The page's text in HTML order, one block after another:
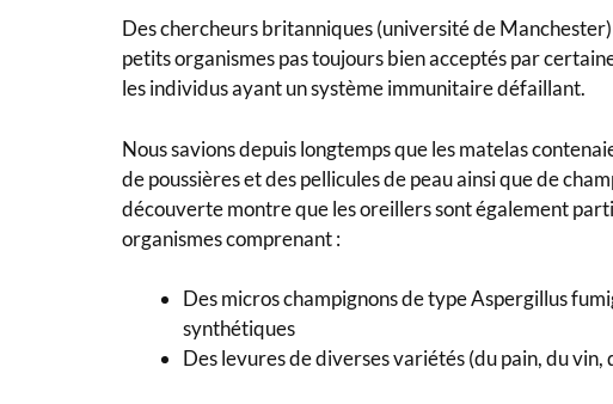
Des chercheurs britanniques (université de
petits organismes pas toujours bien acceptés par
les individus ayant un système immunitaire défaillant.
Nous savions depuis longtemps que les matelas
de poussières et des pellicules de peau ainsi que de
découverte montre que les oreillers sont également
organismes comprenant :
Des micros champignons de type Aspergillus
synthétiques
Des levures de diverses variétés (du pain, du vin,